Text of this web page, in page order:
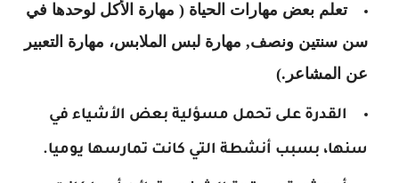
تعلم بعض مهارات الحياة ( مهارة الأكل لوحدها في
سن سنتين ونصف, مهارة لبس الملابس، مهارة التعبير
عن المشاعر.)
القدرة على تحمل مسؤلية بعض الأشياء في
سنها، بسبب أنشطة التي كانت تمارسها يوميا.